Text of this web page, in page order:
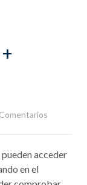
acceder
en el